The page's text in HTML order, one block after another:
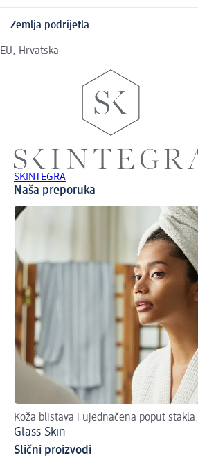
Zemlja podrijetla
EU, Hrvatska
SKINTEGRA
Naša preporuka
Koža blistava i ujednačena poput stakla:
Glass Skin
Slični proizvodi